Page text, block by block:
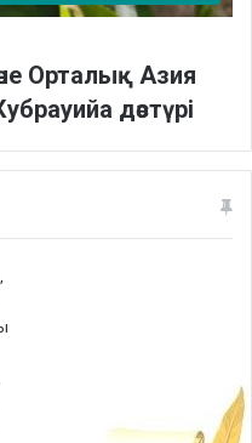
Орталық Азия
дәстүрі